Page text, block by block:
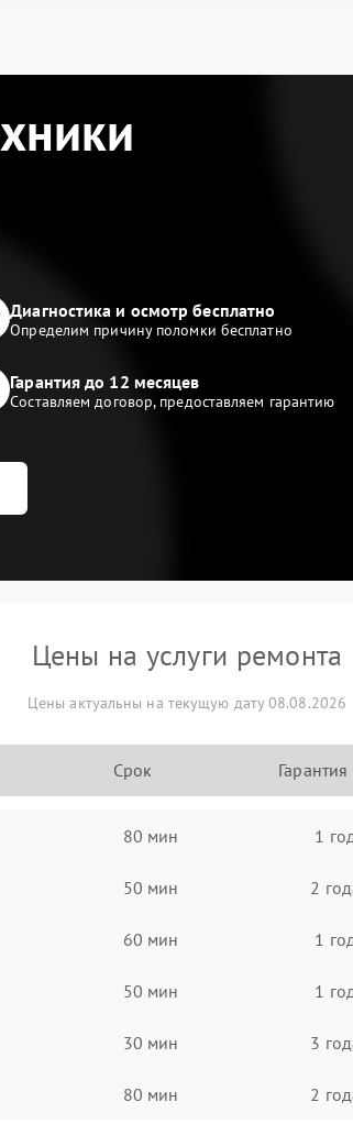
Диагностика и осмотр бесплатно
Определим причину поломки бесплатно
Гарантия до 12 месяцев
Составляем договор, предоставляем гарантию
Цены на услуги ремонта
Цены актуальны на текущую дату 08.08.2026
Срок Гарантия
80 мин 1 год
50 мин 2
60 мин 1 год
50 мин 1 год
30 мин 3
80 мин 2